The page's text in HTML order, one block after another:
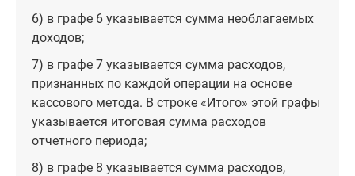
6) в графе 6 указывается сумма необлагаемых
доходов;
7) в графе 7 указывается сумма расходов,
признанных по каждой операции на основе
кассового метода. В строке «Итого» этой графы
указывается итоговая сумма расходов
отчетного периода;
8) в графе 8 указывается сумма расходов,